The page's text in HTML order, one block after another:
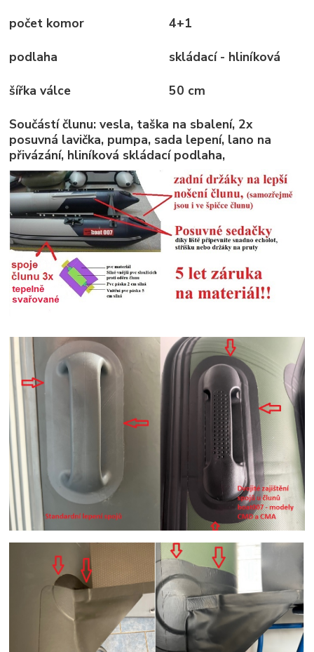
počet komor
4+1
podlaha
skládací - hliníková
šířka válce
50 cm
Součástí člunu: vesla, taška na sbalení, 2x
posuvná lavička, pumpa, sada lepení, lano na
přivázání, hliníková skládací podlaha,